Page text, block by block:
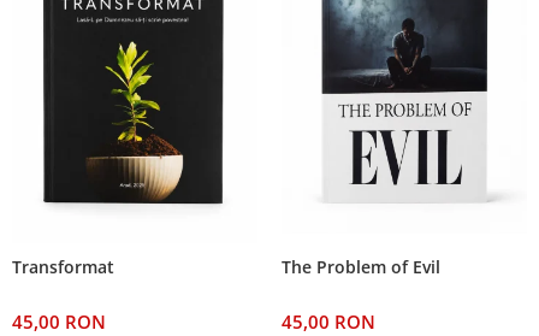
Transformat
45,00 RON
The Problem of Evil
45,00 RON